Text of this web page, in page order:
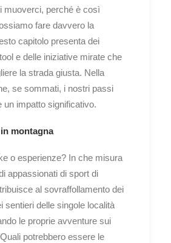
muoverci, perché è così
fare davvero la
capitolo presenta dei
e delle iniziative mirate che
la strada giusta. Nella
se sommati, i nostri passi
un impatto significativo.
montagna
o esperienze? In che misura
appassionati di sport di
al sovraffollamento dei
sentieri delle singole località
le proprie avventure sui
potrebbero essere le